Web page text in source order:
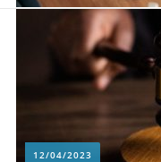
12/04/2023